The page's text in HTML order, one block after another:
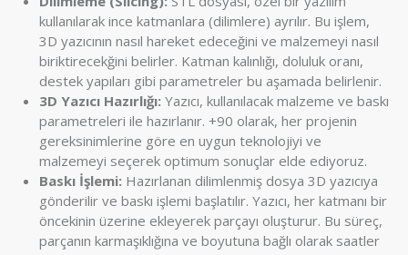
kullanılarak ince katmanlara (dilimlere) ayrılır. Bu işlem,
3D yazıcının nasıl hareket edeceğini ve malzemeyi nasıl
biriktirecekğini belirler. Katman kalınlığı, doluluk oranı,
destek yapıları gibi parametreler bu aşamada belirlenir.
3D Yazıcı Hazırlığı: Yazıcı, kullanılacak malzeme ve baskı
parametreleri ile hazırlanır. +90 olarak, her projenin
gereksinimlerine göre en uygun teknolojiyi ve
malzemeyi seçerek optimum sonuçlar elde ediyoruz.
Baskı İşlemi: Hazırlanan dilimlenmiş dosya 3D yazıcıya
gönderilir ve baskı işlemi başlatılır. Yazıcı, her katmanı bir
öncekinin üzerine ekleyerek parçayı oluşturur. Bu süreç,
parçanın karmaşıklığına ve boyutuna bağlı olarak saatler